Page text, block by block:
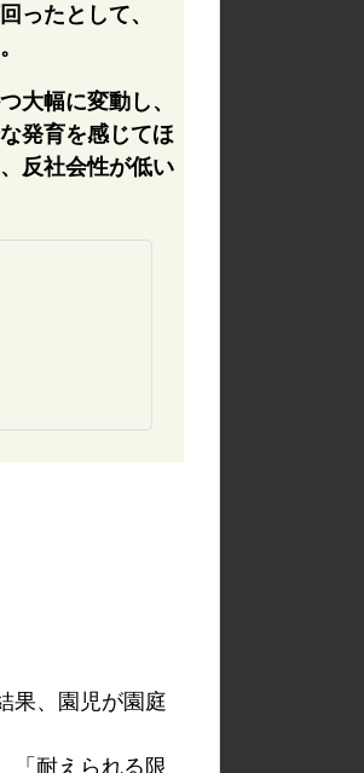
ったとして、
大幅に変動し、
発育を感じてほ
反社会性が低い
果、園児が園庭
「耐えられる限